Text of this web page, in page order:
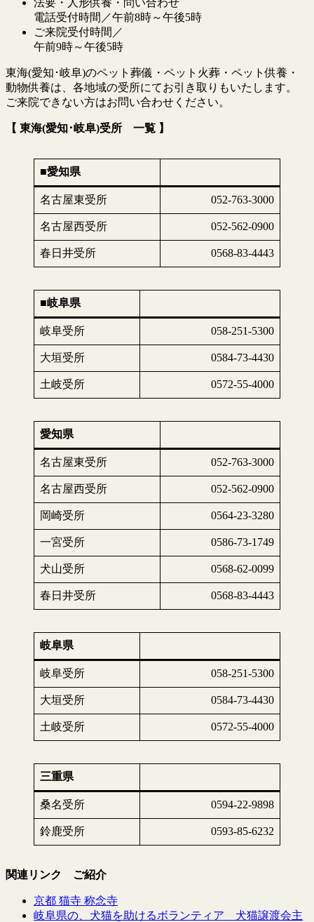
法要・人形供養・問い合わせ
電話受付時間／午前8時～午後5時
ご来院受付時間／
午前9時～午後5時
東海(愛知･岐阜)のペット葬儀・ペット火葬・ペット供養・
動物供養は、各地域の受所にてお引き取りもいたします。
ご来院できない方はお問い合わせください。
【 東海(愛知･岐阜)受所 一覧 】
■愛知県
名古屋東受所 052-763-3000
名古屋西受所 052-562-0900
春日井受所 0568-83-4443
■岐阜県
岐阜受所 058-251-5300
大垣受所 0584-73-4430
土岐受所 0572-55-4000
愛知県
名古屋東受所 052-763-3000
名古屋西受所 052-562-0900
岡崎受所 0564-23-3280
一宮受所 0586-73-1749
犬山受所 0568-62-0099
春日井受所 0568-83-4443
岐阜県
岐阜受所 058-251-5300
大垣受所 0584-73-4430
土岐受所 0572-55-4000
三重県
桑名受所 0594-22-9898
鈴鹿受所 0593-85-6232
関連リンク ご紹介
京都 猫寺 称念寺
岐阜県の、犬猫を助けるボランティア 犬猫譲渡会主